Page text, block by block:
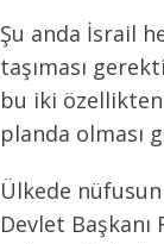
Şu anda İsrail
taşıması
bu iki
planda olması
Ülkede
Devlet